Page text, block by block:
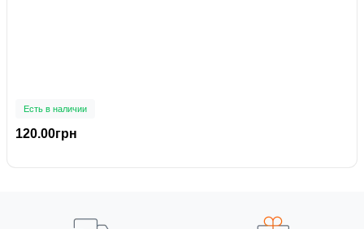
Есть в наличии
120.00грн